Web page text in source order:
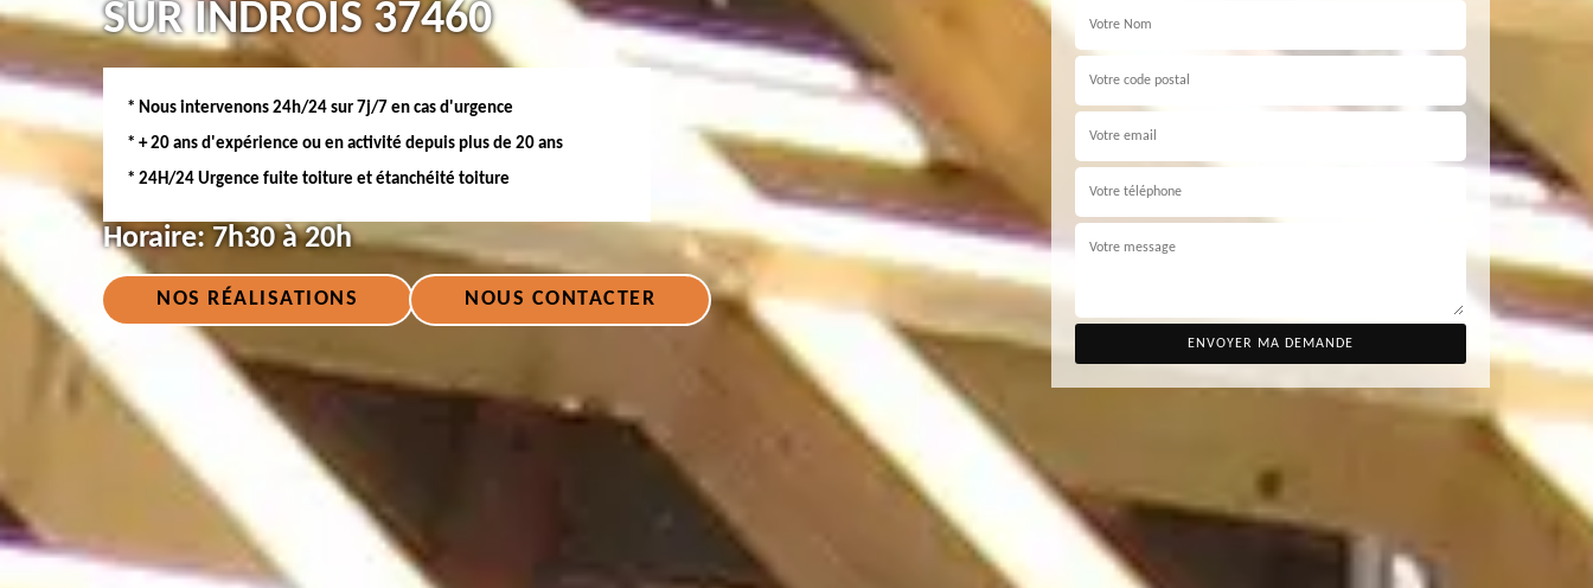
SUR INDROIS 37460
* Nous intervenons 24h/24 sur 7j/7 en cas d'urgence
* + 20 ans d'expérience ou en activité depuis plus de 20 ans
* 24H/24 Urgence fuite toiture et étanchéité toiture
Horaire:7h30 à 20h
NOS RÉALISATIONS NOUS CONTACTER